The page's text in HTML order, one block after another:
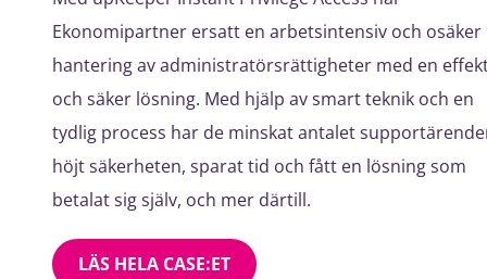
Ekonomipartner ersatt en arbetsintensiv och osäker
hantering av administratörsrättigheter med en
och säker lösning. Med hjälp av smart teknik och en
tydlig process har de minskat antalet
höjt säkerheten, sparat tid och fått en lösning som
betalat sig själv, och mer därtill.
LÄS HELA CASE:ET